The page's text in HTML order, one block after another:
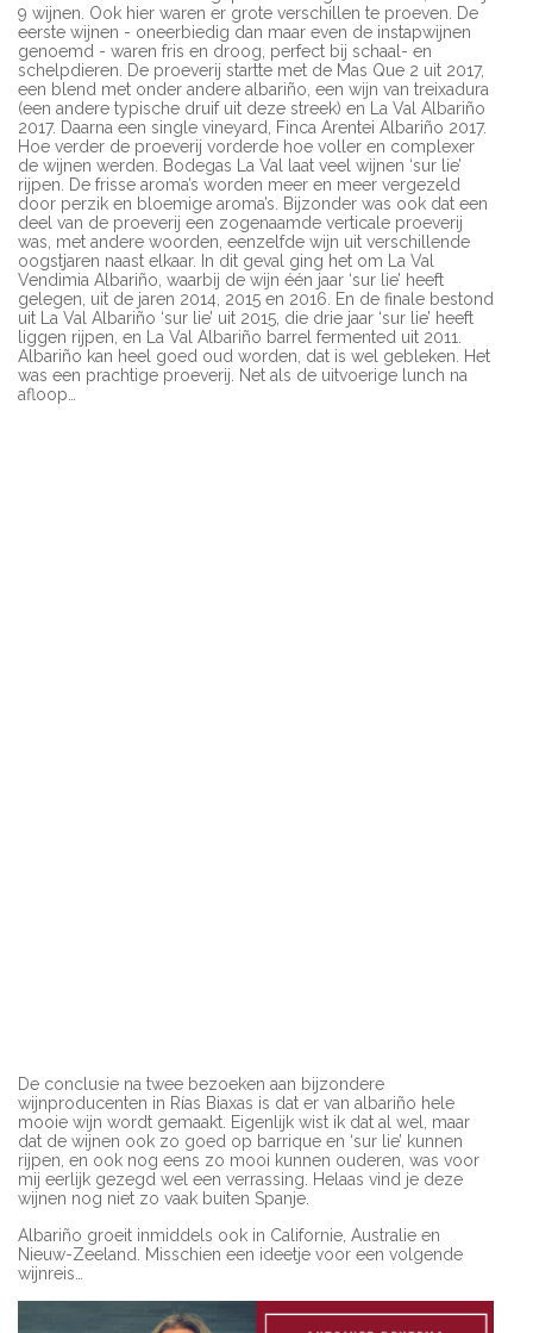
9 wijnen. Ook hier waren er grote verschillen te proeven. De
eerste wijnen - oneerbiedig dan maar even de instapwijnen
genoemd - waren fris en droog, perfect bij schaal- en
schelpdieren. De proeverij startte met de Mas Que 2 uit 2017,
een blend met onder andere albariño, een wijn van treixadura
(een andere typische druif uit deze streek) en La Val Albariño
2017. Daarna een single vineyard, Finca Arentei Albariño 2017.
Hoe verder de proeverij vorderde hoe voller en complexer
de wijnen werden. Bodegas La Val laat veel wijnen ‘sur lie’
rijpen. De frisse aroma’s worden meer en meer vergezeld
door perzik en bloemige aroma’s. Bijzonder was ook dat een
deel van de proeverij een zogenaamde verticale proeverij
was, met andere woorden, eenzelfde wijn uit verschillende
oogstjaren naast elkaar. In dit geval ging het om La Val
Vendimia Albariño, waarbij de wijn één jaar ‘sur lie’ heeft
gelegen, uit de jaren 2014, 2015 en 2016. En de finale bestond
uit La Val Albariño ‘sur lie’ uit 2015, die drie jaar ‘sur lie’ heeft
liggen rijpen, en La Val Albariño barrel fermented uit 2011.
Albariño kan heel goed oud worden, dat is wel gebleken. Het
was een prachtige proeverij. Net als de uitvoerige lunch na
afloop…
De conclusie na twee bezoeken aan bijzondere
wijnproducenten in Rías Biaxas is dat er van albariño hele
mooie wijn wordt gemaakt. Eigenlijk wist ik dat al wel, maar
dat de wijnen ook zo goed op barrique en ‘sur lie’ kunnen
rijpen, en ook nog eens zo mooi kunnen ouderen, was voor
mij eerlijk gezegd wel een verrassing. Helaas vind je deze
wijnen nog niet zo vaak buiten Spanje.
Albariño groeit inmiddels ook in Californie, Australie en
Nieuw-Zeeland. Misschien een ideetje voor een volgende
wijnreis…